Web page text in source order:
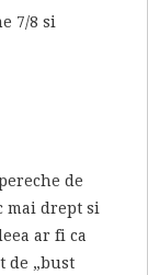
7/8 si
de
mai drept si
ar fi ca
de „bust